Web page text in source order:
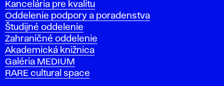
s
o
k
á
š
k
o
Kancelária pre kvalitu
Oddelenie podpory a poradenstva
Študijné oddelenie
Zahraničné oddelenie
Akademická knižnica
Galéria MEDIUM
RARE cultural space